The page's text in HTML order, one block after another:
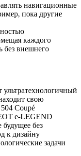
навигационные
пока другие
каждого
без внешнего
ультратехнологичный
свою
Coupé
e-LEGEND
без
к дизайну
задачи